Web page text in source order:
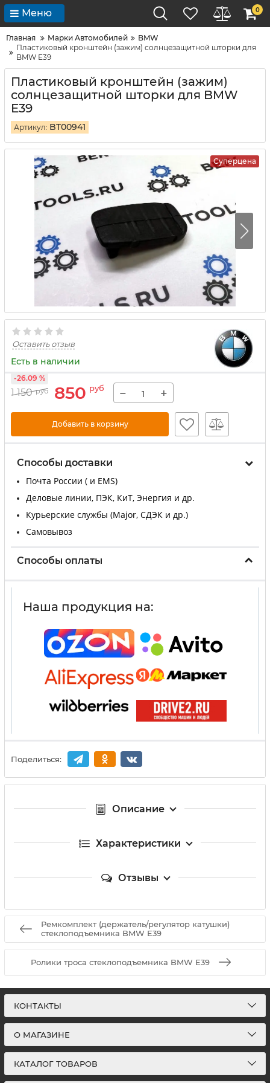
Меню 0
Главная Марки Автомобилей
BMW
Пластиковый кронштейн (зажим) солнцезащитной шторки для
BMW E39
Пластиковый кронштейн (зажим)
солнцезащитной шторки для BMW
E39
Артикул: BT00941
Суперцена
Оставить отзыв
Есть в наличии
1 150 руб 850 руб
-26.09 %
− +
Добавить в корзину
Способы доставки
Почта России ( и EMS)
Деловые линии, ПЭК, КиТ, Энергия и др.
Курьерские службы (Major, СДЭК и др.)
Самовывоз
Способы оплаты
Наша продукция на:
Поделиться:
Описание
Характеристики
Отзывы
Ремкомплект (держатель/регулятор катушки)
стеклоподъемника BMW E39
Ролики троса стеклоподъемника BMW E39
КОНТАКТЫ
О МАГАЗИНЕ
КАТАЛОГ ТОВАРОВ